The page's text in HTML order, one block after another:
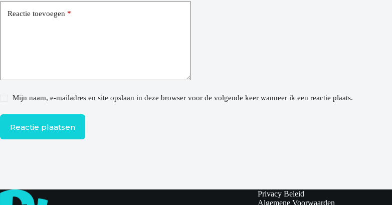
Reactie toevoegen *
Mijn naam, e-mailadres en site opslaan in deze browser voor de volgende keer wanneer ik een reactie plaats.
Reactie plaatsen
Privacy Beleid
Algemene Voorwaarden